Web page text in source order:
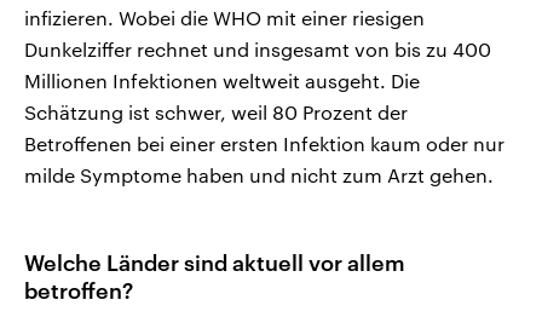
infizieren. Wobei die WHO mit einer riesigen
Dunkelziffer rechnet und insgesamt von bis zu 400
Millionen Infektionen weltweit ausgeht. Die
Schätzung ist schwer, weil 80 Prozent der
Betroffenen bei einer ersten Infektion kaum oder nur
milde Symptome haben und nicht zum Arzt gehen.
Welche Länder sind aktuell vor allem
betroffen?